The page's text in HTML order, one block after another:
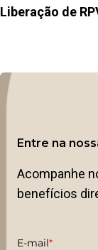
Liberação de
Entre na
Acompanhe
benefícios
E-mail*